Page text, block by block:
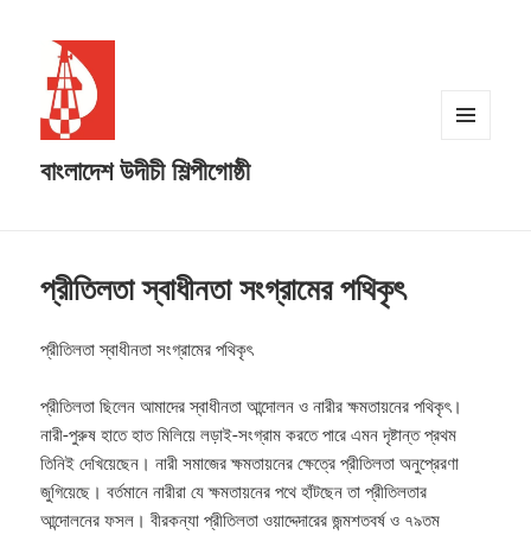
বাংলাদেশ উদীচী শিল্পীগোষ্ঠী
প্রীতিলতা স্বাধীনতা সংগ্রামের পথিকৃৎ
প্রীতিলতা স্বাধীনতা সংগ্রামের পথিকৃৎ
প্রীতিলতা ছিলেন আমাদের স্বাধীনতা আন্দোলন ও নারীর ক্ষমতায়নের পথিকৃৎ।
নারী-পুরুষ হাতে হাত মিলিয়ে লড়াই-সংগ্রাম করতে পারে এমন দৃষ্টান্ত প্রথম
তিনিই দেখিয়েছেন। নারী সমাজের ক্ষমতায়নের ক্ষেত্রে প্রীতিলতা অনুপ্রেরণা
জুগিয়েছে। বর্তমানে নারীরা যে ক্ষমতায়নের পথে হাঁটছেনতা প্রীতিলতার
আন্দোলনের ফসল। বীরকন্যা প্রীতিলতা ওয়াদ্দেদারের জন্মশতবর্ষ ও ৭৯তম